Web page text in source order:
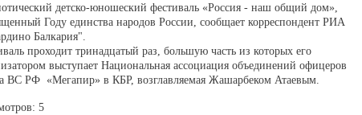
детско-юношеский фестиваль «Россия - наш общий дом»,
Году единства народов России, сообщает корреспондент РИА
Балкария".
проходит тринадцатый раз, большую часть из которых его
выступает Национальная ассоциация объединений офицеров
ВС РФ «Мегапир» в КБР, возглавляемая Жашарбеком Атаевым.
5